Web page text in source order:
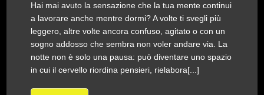
Hai mai avuto la sensazione che la tua mente continui
a lavorare anche mentre dormi? A volte ti svegli più
leggero, altre volte ancora confuso, agitato o con un
sogno addosso che sembra non voler andare via. La
notte non è solo una pausa: può diventare uno spazio
in cui il cervello riordina pensieri, rielabora[...]